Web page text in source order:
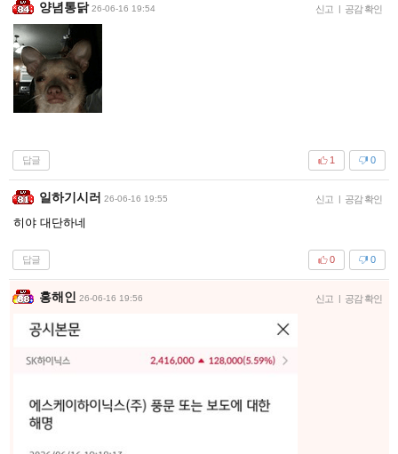
양념통닭 26-06-16 19:54 신고 | 공감 확인
답글 0
1
일하기시러 26-06-16 19:55 신고 | 공감 확인
히야 대단하네
답글 0
0
홍해인 26-06-16 19:56 신고 | 공감 확인